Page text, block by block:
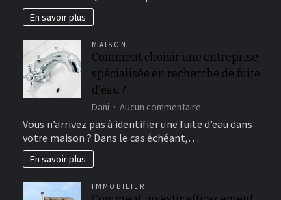
?
En savoir plus
MAISON
Comment choisir une entreprise
spécialisée en recherche de fuite
d’eau ?
Dani Aucun commentaire
Comment
choisir
recherche
Vous n’arrivez pas à identifier une fuite d’eau dans
votre maison ? Dans le cas échéant,…
En savoir plus
IMMOBILIER